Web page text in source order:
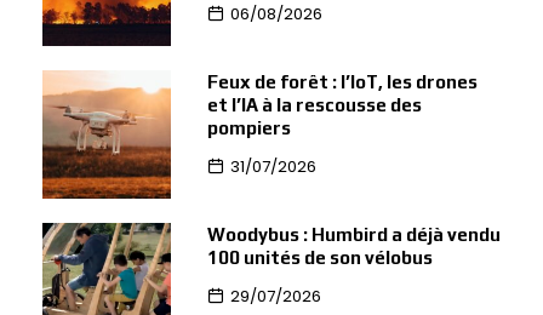
06/08/2026
Feux de forêt : l’IoT, les drones
et l’IA à la rescousse des
pompiers
31/07/2026
Woodybus : Humbird a déjà vendu
100 unités de son vélobus
29/07/2026